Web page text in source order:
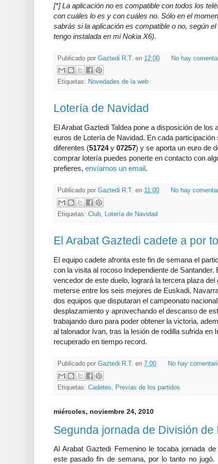
[*] La aplicación no es compatible con todos los
con cuáles lo es y con cuáles no. Sólo en el
sabrás si la aplicación es compatible o no, según
tengo instalada en mi Nokia X6).
Publicado por Gaztedi R.T. en 12:00 No hay
Etiquetas: Novedades de la web
Lotería de Navidad
El Arabat Gaztedi Taldea pone a disposición de los
euros de Lotería de Navidad. En cada
diferentes (51724y 07257) y se aporta un euro de
comprar lotería puedes ponerte en contacto con
prefieres, envíarnos un email.
Publicado por Gaztedi R.T. en 11:00 No hay
Etiquetas: Club, Lotería de Navidad
El Arabat Gaztedi cadete a por
El equipo cadete afronta este fin de semana el
con la visita al rocoso Independiente de Santander.
vencedor de este duelo, logrará la tercera plaza
meterse entre los seis mejores de Euskadi,
dos equipos que disputaran el campeonato
desplazamiento y aprovechando el descanso de
trabajando duro para poder obtener la victoria,
al talonador Ivan, tras la lesión de rodilla sufrida en
recuperado en tiempo record.
Publicado por Gaztedi R.T. en 7:00 No hay
Etiquetas: Cadetes, Previas de los partidos
miércoles, noviembre 24, 2010
Segunda jornada de División de
Al Arabat Gaztedi Femenino le tocaba jornada
este pasado fin de semana, por lo tanto no